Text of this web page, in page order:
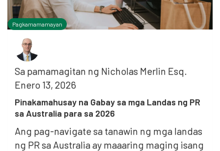
Pagkamamamayan
Sa pamamagitan ng Nicholas Merlin Esq.
Enero 13, 2026
Pinakamahusay na Gabay sa mga Landas ng PR
sa Australia para sa 2026
Ang pag-navigate sa tanawin ng mga landas
ng PR sa Australia ay maaaring maging isang